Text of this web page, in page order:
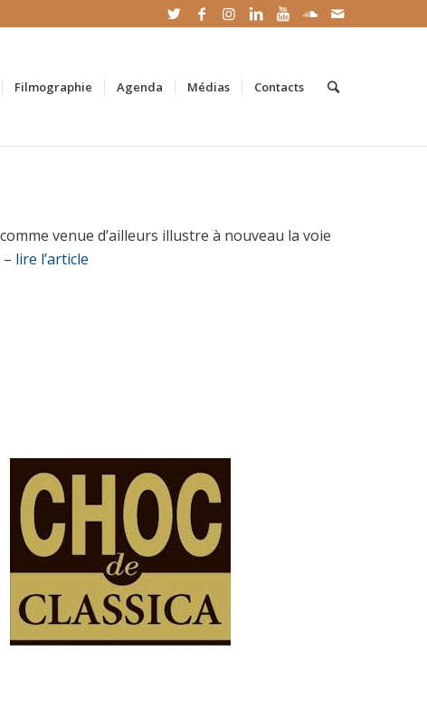
Filmographie Agenda Médias Contacts
venue d’ailleurs illustre à nouveau la voie
lire l’article